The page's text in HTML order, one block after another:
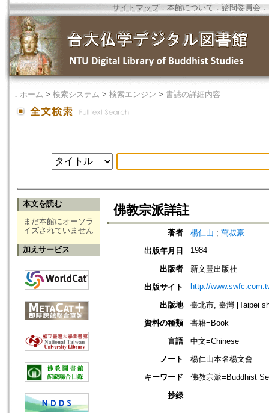
サイトマップ．本館について ． 諮問委員会 ．
． ホーム > 検索システム > 検索エンジン > 書誌の詳細内容
本文を読む
まだ本館にオーソラ
イズされていません
加えサービス
佛教宗派詳註
著者 楊仁山 ; 萬叔豪
出版年月日
1984
出版者
新文豐出版社
出版サイト
http://
出版地
臺北市, 臺灣 [Taipei
資料の種類
書籍=Book
言語
中文=Chinese
ノート
楊仁山本名楊文會
キーワード
佛教宗派=Buddhist
抄録